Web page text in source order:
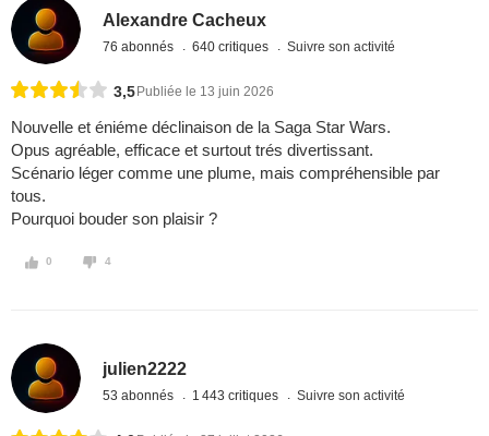
Alexandre Cacheux
76 abonnés 640 critiques Suivre son activité
3,5 Publiée le 13 juin 2026
Nouvelle et éniéme déclinaison de la Saga Star Wars.
Opus agréable, efficace et surtout trés divertissant.
Scénario léger comme une plume, mais compréhensible par
tous.
Pourquoi bouder son plaisir ?
0 4
julien2222
53 abonnés 1 443 critiques Suivre son activité